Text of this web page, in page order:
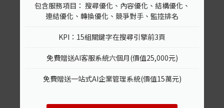
包含服務項目： 搜尋優化、內容優化、結構優化、
連結優化、轉換優化、競爭對手、監控排名
KPI：15組關鍵字在搜尋引擎前3頁
免費贈送AI客服系統六個月(價值25,000元)
免費贈送一站式AI企業管理系統(價值15萬元)